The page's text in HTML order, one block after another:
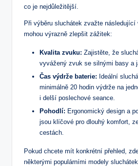
co je nejdůležitější.
Při výběru sluchátek zvažte následující
mohou výrazně zlepšit zážitek:
Kvalita zvuku: Zajistěte, že
vyvážený zvuk se silnými basy a
Čas výdrže baterie: Ideální
minimálně 20 hodin výdrže na
i delší poslechové seance.
Pohodlí: Ergonomický design a
jsou klíčové pro dlouhý komfort,
cestách.
Pokud chcete mít konkrétní přehled,
některými populárními modely